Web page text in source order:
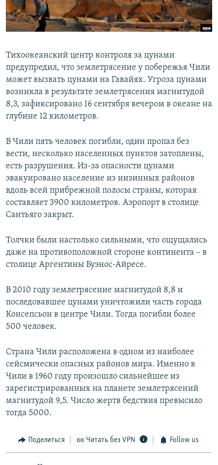
ПОБЕДИТЕЛЕЙ НЕ СУДЯТ?
КРЫМ.НЕПОКОРЕННЫЙ
УКРАИНСКАЯ ПРОБЛЕМА КРЫМА
ПРИСОЕДИНЯЙТЕСЬ!
Все сайты RFE/RL
Тихоокеанский центр контроля за цунами
предупредил, что землетрясение у побережья Чили
может вызвать цунами на Гавайях. Угроза цунами
возникла в результате землетрясения магнитудой
8,3, зафиксировано 16 сентября вечером в океане на
глубине 12 километров.
В Чили пять человек погибли, один пропал без
вести, несколько населенных пунктов затоплены,
есть разрушения. Из-за опасности цунами
эвакуировано население из низинных районов
вдоль всей прибрежной полосы страны, которая
составляет 3900 километров. Аэропорт в столице
Сантьяго закрыт.
Толчки были настолько сильными, что ощущались
даже на противоположной стороне континента – в
столице Аргентины Буэнос-Айресе.
В 2010 году землетрясение магнитудой 8,8 и
последовавшее цунами уничтожили часть города
Консепсьон в центре Чили. Тогда погибли более
500 человек.
Страна Чили расположена в одном из наиболее
сейсмически опасных районов мира. Именно в
Чили в 1960 году произошло сильнейшее из
зарегистрированных на планете землетрясений
магнитудой 9,5. Число жертв бедствия превысило
тогда 5000.
Поделиться Читать без VPN Follow us